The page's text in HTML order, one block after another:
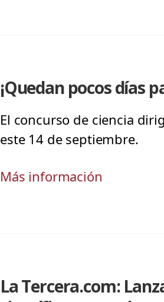
¡Quedan pocos días
El concurso de ciencia
este 14 de septiembre.
Más información
La Tercera.com: